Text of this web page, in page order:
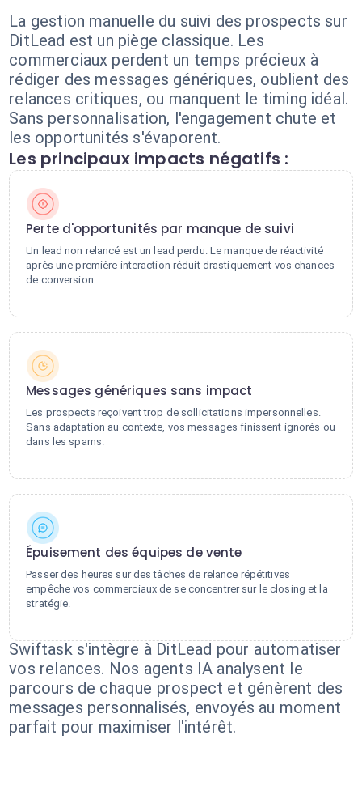
La gestion manuelle du suivi des prospects sur
DitLead est un piège classique. Les
commerciaux perdent un temps précieux à
rédiger des messages génériques, oublient des
relances critiques, ou manquent le timing idéal.
Sans personnalisation, l'engagement chute et
les opportunités s'évaporent.
Les principaux impacts négatifs :
Perte d'opportunités par manque de suivi
Un lead non relancé est un lead perdu. Le manque de réactivité
après une première interaction réduit drastiquement vos chances
de conversion.
Messages génériques sans impact
Les prospects reçoivent trop de sollicitations impersonnelles.
Sans adaptation au contexte, vos messages finissent ignorés ou
dans les spams.
Épuisement des équipes de vente
Passer des heures sur des tâches de relance répétitives
empêche vos commerciaux de se concentrer sur le closing et la
stratégie.
Swiftask s'intègre à DitLead pour automatiser
vos relances. Nos agents IA analysent le
parcours de chaque prospect et génèrent des
messages personnalisés, envoyés au moment
parfait pour maximiser l'intérêt.